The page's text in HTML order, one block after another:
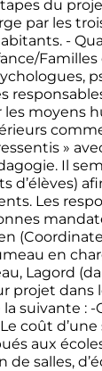
du
par les
-
les moyens
»
Il
d’élèves)
Les
en
Lagord
projet dans
suivante :
coût
aux
de salles,